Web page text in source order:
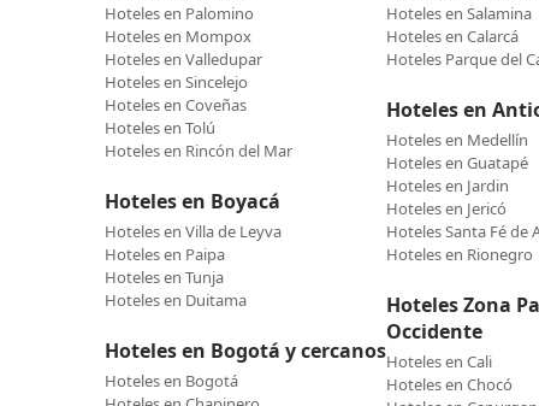
Hoteles en Palomino
Hoteles en Mompox
Hoteles en Valledupar
Hoteles en Sincelejo
Hoteles en Coveñas
Hoteles en Tolú
Hoteles en Rincón del Mar
Hoteles en Boyacá
Hoteles en Villa de Leyva
Hoteles en Paipa
Hoteles en Tunja
Hoteles en Duitama
Hoteles en Bogotá y cercanos
Hoteles en Bogotá
Hoteles en Salamina
Hoteles en Calarcá
Hoteles Parque del
Hoteles en
Hoteles en Medellín
Hoteles en Guatapé
Hoteles en Jardin
Hoteles en Jericó
Hoteles Santa Fé de
Hoteles en Rionegro
Hoteles Zona
Occidente
Hoteles en Cali
Hoteles en Chocó